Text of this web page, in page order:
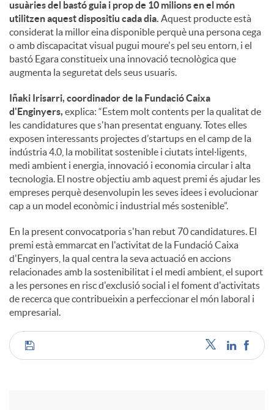
usuàries del bastó guia i prop de 10 milions en el món
utilitzen aquest dispositiu cada dia. Aquest producte està
considerat la millor eina disponible perquè una persona cega
o amb discapacitat visual pugui moure's pel seu entorn, i el
bastó Egara constitueix una innovació tecnològica que
augmenta la seguretat dels seus usuaris.
Iñaki Irisarri, coordinador de la Fundació Caixa
d'Enginyers, explica: “Estem molt contents per la qualitat de
les candidatures que s'han presentat enguany. Totes elles
exposen interessants projectes d’startups en el camp de la
indústria 4.0, la mobilitat sostenible i ciutats intel·ligents,
medi ambient i energia, innovació i economia circular i alta
tecnologia. El nostre objectiu amb aquest premi és ajudar les
empreses perquè desenvolupin les seves idees i evolucionar
cap a un model econòmic i industrial més sostenible”.
En la present convocatporia s'han rebut 70 candidatures. El
premi està emmarcat en l'activitat de la Fundació Caixa
d'Enginyers, la qual centra la seva actuació en accions
relacionades amb la sostenibilitat i el medi ambient, el suport
a les persones en risc d'exclusió social i el foment d'activitats
de recerca que contribueixin a perfeccionar el món laboral i
empresarial.
C